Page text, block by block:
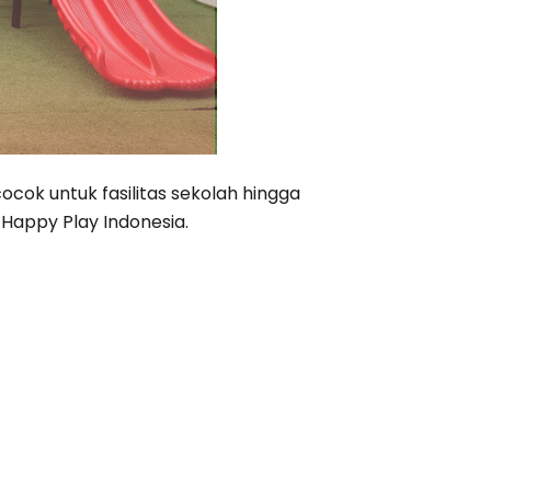
untuk fasilitas sekolah hingga
Play Indonesia.